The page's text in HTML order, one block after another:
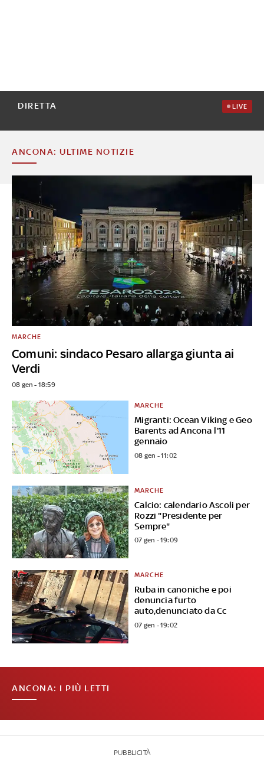
DIRETTA LIVE
ANCONA: ULTIME NOTIZIE
Comuni: sindaco Pesaro allarga giunta ai
Verdi
MARCHE
08 gen - 18:59
Migranti: Ocean Viking e Geo
Barents ad Ancona l'11
gennaio
MARCHE
08 gen - 11:02
Calcio: calendario Ascoli per
Rozzi "Presidente per
Sempre"
MARCHE
07 gen - 19:09
Ruba in canoniche e poi
denuncia furto
auto,denunciato da Cc
MARCHE
07 gen - 19:02
ANCONA: I PIÙ LETTI
PUBBLICITÀ